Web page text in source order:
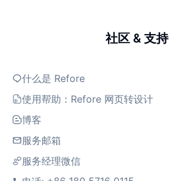
社区 & 支持
什么是 Refore
使用帮助：Refore 网页转设计
博客
服务邮箱
服务经理微信